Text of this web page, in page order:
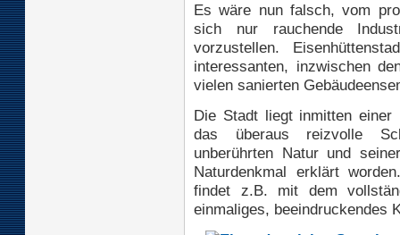
Es wäre nun falsch, vom
sich nur rauchende
vorzustellen.
interessanten, inzwischen
vielen sanierten
Die Stadt liegt inmitten
das überaus reizvolle
unberührten Natur und
Naturdenkmal erklärt
findet z.B. mit dem
einmaliges, beeindruckendes